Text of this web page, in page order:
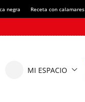
negra Receta con calamares